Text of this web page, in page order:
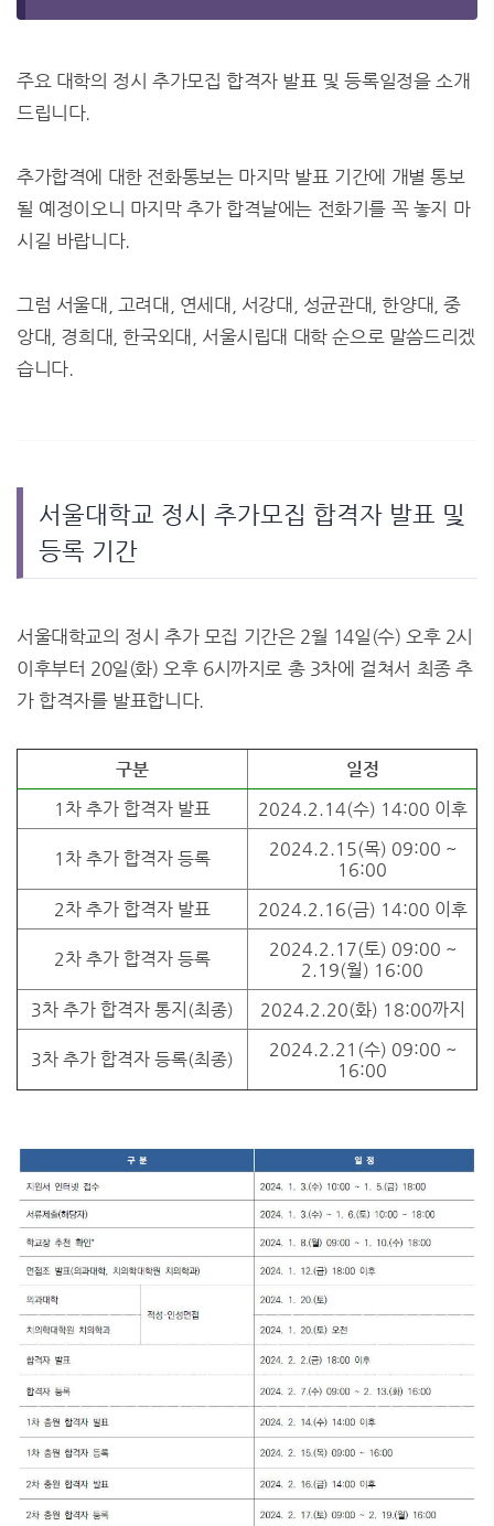
주요 대학의 정시 추가모집 합격자 발표 및 등록일정을 소개
드립니다.
추가합격에 대한 전화통보는 마지막 발표 기간에 개별 통보
될 예정이오니 마지막 추가 합격날에는 전화기를 꼭 놓지 마
시길 바랍니다.
그럼 서울대, 고려대, 연세대, 서강대, 성균관대, 한양대, 중
앙대, 경희대, 한국외대, 서울시립대 대학 순으로 말씀드리겠
습니다.
서울대학교 정시 추가모집 합격자 발표 및
등록 기간
서울대학교의 정시 추가 모집 기간은 2월 14일(수) 오후 2시
이후부터 20일(화) 오후 6시까지로 총 3차에 걸쳐서 최종 추
가 합격자를 발표합니다.
구분
일정
1차 추가 합격자 발표
2024.2.14(수) 14:00 이후
1차 추가 합격자 등록
2024.2.15(목) 09:00 ~
16:00
2차 추가 합격자 발표
2024.2.16(금) 14:00 이후
2차 추가 합격자 등록
2024.2.17(토) 09:00 ~
2.19(월) 16:00
3차 추가 합격자 통지(최종)
2024.2.20(화) 18:00까지
3차 추가 합격자 등록(최종)
2024.2.21(수) 09:00 ~
16:00